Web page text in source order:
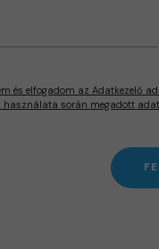
és elfogadom az Adatkezelő
használata során megadott